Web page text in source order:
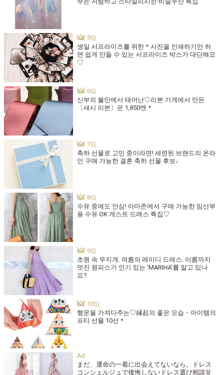
생일 서프라이즈를 위한＊사진을 인쇄하기만 하
면 쉽게 만들 수 있는 서프라이즈 박스가 대단해요
♡
신부의 불만에서 태어난♡리본 가게에서 만든
〔새시 리본〕은 1,850엔＊
축하 선물로 고민 중이라면! 세련된 브랜드의 온라
인 구매 가능한 결혼 축하 선물 후보♩
수유 중에도 안심! 아마존에서 구매 가능한 임산부
용 수유 OK 게스트 드레스 특집♡
초원 속 무지개. 여름의 레이디 드레스. 이름까지
멋진 원피스가 인기 있는 'MARIHA'를 알고 있나
요?
행운을 가져다주는♡縁起의 좋은 모습・아이템의
프티 선물 10선＊
まだ、運命の一着に出会えてないなら。ドレス
コンシェルジュで後悔しないドレス選び相談👗